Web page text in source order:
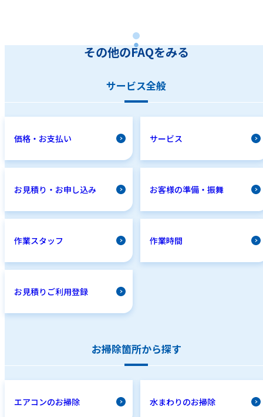
その他のFAQをみる
サービス全般
価格・お支払い サービス
お見積り・お申し込み お客様の準備・振舞
作業スタッフ 作業時間
お見積りご利用登録
お掃除箇所から探す
エアコンのお掃除 水まわりのお掃除